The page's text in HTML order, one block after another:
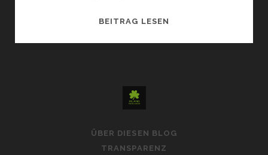
BEITRAG LESEN
DEM
ÜBER DIESEN BLOG
TRANSPARENZ